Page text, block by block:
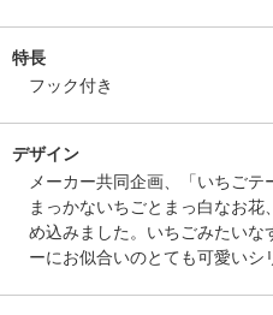
特長
フック付き
デザイン
メーカー共同企画、「いちごテ
まっかないちごとまっ白なお
め込みました。いちごみたいな
ーにお似合いのとても可愛いシ